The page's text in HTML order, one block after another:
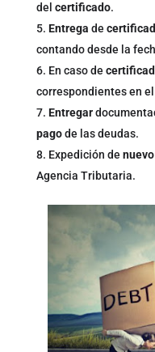
del certificado.
Entrega de
contando desde la
En caso de
correspondientes en
Entregar
pagode las deudas.
Expedición de
Agencia Tributaria.